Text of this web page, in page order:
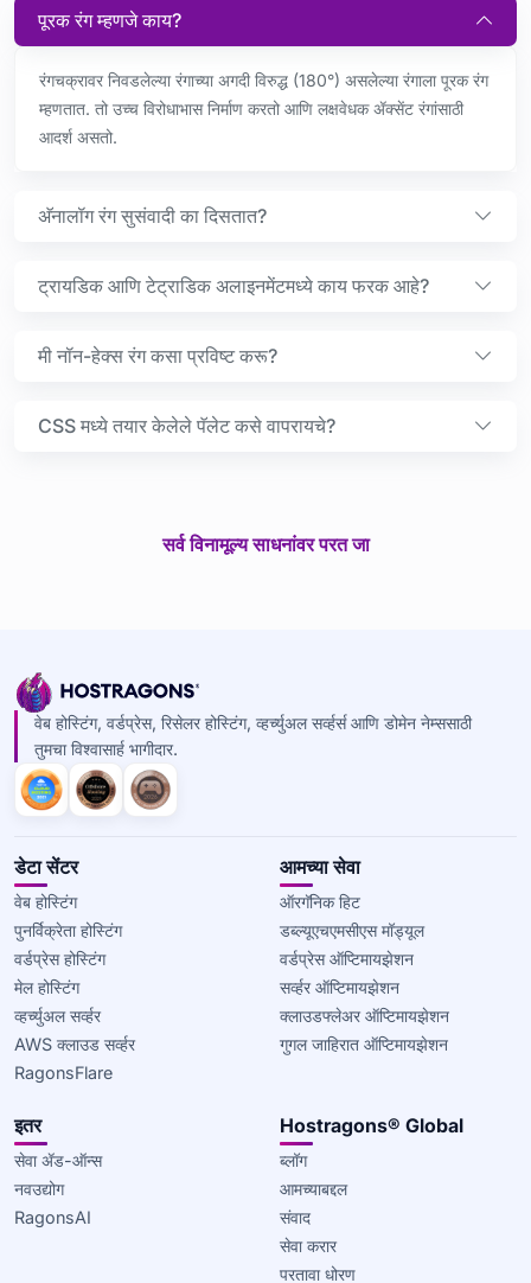
पूरक रंग म्हणजे काय?
रंगचक्रावर निवडलेल्या रंगाच्या अगदी विरुद्ध (180°) असलेल्या रंगाला पूरक रंग
म्हणतात. तो उच्च विरोधाभास निर्माण करतो आणि लक्षवेधक ॲक्सेंट रंगांसाठी
आदर्श असतो.
अ‍ॅनालॉग रंग सुसंवादी का दिसतात?
ट्रायडिक आणि टेट्राडिक अलाइनमेंटमध्ये काय फरक आहे?
मी नॉन-हेक्स रंग कसा प्रविष्ट करू?
CSS मध्ये तयार केलेले पॅलेट कसे वापरायचे?
सर्व विनामूल्य साधनांवर परत जा
वेब होस्टिंग, वर्डप्रेस, रिसेलर होस्टिंग, व्हर्च्युअल सर्व्हर्स आणि डोमेन नेम्ससाठी
तुमचा विश्वासार्ह भागीदार.
डेटा सेंटर
वेब होस्टिंग
पुनर्विक्रेता होस्टिंग
वर्डप्रेस होस्टिंग
मेल होस्टिंग
व्हर्च्युअल सर्व्हर
AWS क्लाउड सर्व्हर
RagonsFlare
आमच्या सेवा
ऑरगॅनिक हिट
डब्ल्यूएचएमसीएस मॉड्यूल
वर्डप्रेस ऑप्टिमायझेशन
सर्व्हर ऑप्टिमायझेशन
क्लाउडफ्लेअर ऑप्टिमायझेशन
गुगल जाहिरात ऑप्टिमायझेशन
इतर
सेवा ॲड-ऑन्स
नवउद्योग
RagonsAI
Hostragons® Global
ब्लॉग
आमच्याबद्दल
संवाद
सेवा करार
परतावा धोरण